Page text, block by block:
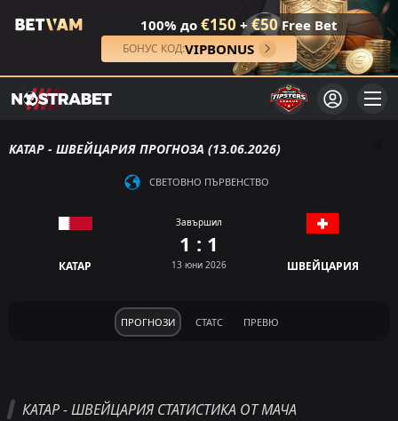
100% до €150 + €50Free Bet
БОНУС КОД:VIPBONUS
КАТАР - ШВЕЙЦАРИЯ ПРОГНОЗА (13.06.2026)
СВЕТОВНО ПЪРВЕНСТВО
КАТАР
Завършил
1 : 1
13 юни 2026 ШВЕЙЦАРИЯ
ПРОГНОЗИ СТАТС ПРЕВЮ
КАТАР - ШВЕЙЦАРИЯ СТАТИСТИКА ОТ МАЧА